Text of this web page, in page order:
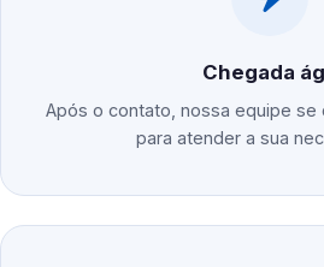
Chegada
Após o contato, nossa equipe se
para atender a sua